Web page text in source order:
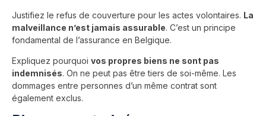
Justifiez le refus de couverture pour les actes volontaires. La
malveillance n’est jamais assurable. C’est un principe
fondamental de l’assurance en Belgique.
Expliquez pourquoi vos propres biens ne sont pas
indemnisés. On ne peut pas être tiers de soi-même. Les
dommages entre personnes d’un même contrat sont
également exclus.